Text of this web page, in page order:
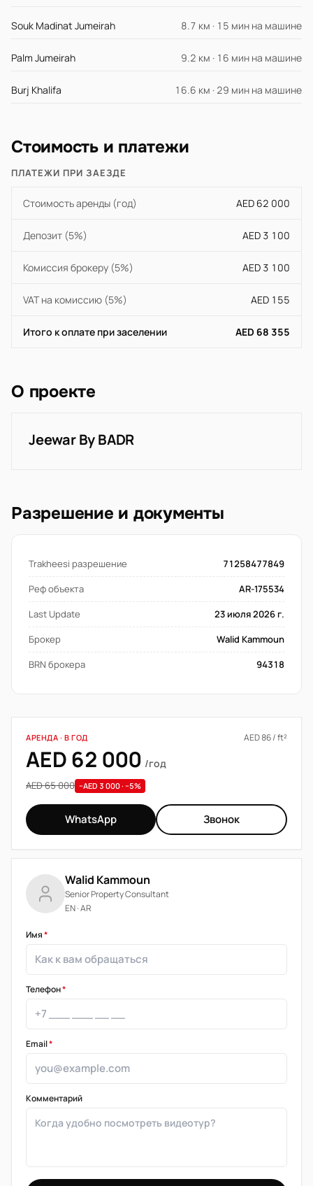
Souk Madinat Jumeirah 8.7 км · 15 мин на машине
Palm Jumeirah 9.2 км · 16 мин на машине
Burj Khalifa 16.6 км · 29 мин на машине
Стоимость и платежи
ПЛАТЕЖИ ПРИ ЗАЕЗДЕ
Стоимость аренды (год) AED 62 000
Депозит (5%) AED 3 100
Комиссия брокеру (5%) AED 3 100
VAT на комиссию (5%) AED 155
Итого к оплате при заселении AED 68 355
О проекте
Jeewar By BADR
Разрешение и документы
Trakheesi разрешение
71258477849
Реф объекта
AR-175534
Last Update
23 июля 2026 г.
Брокер
Walid Kammoun
BRN брокера
94318
АРЕНДА · В ГОД AED 86 / ft²
AED 62 000 /год
AED 65 000 −AED 3 000 · −5%
WhatsApp Звонок
Walid Kammoun
Senior Property Consultant
EN · AR
Имя*
Телефон*
Email*
Комментарий